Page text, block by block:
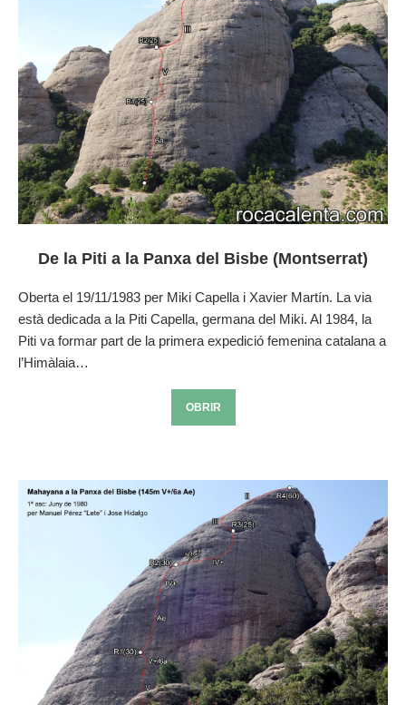
De la Piti a la Panxa del Bisbe (Montserrat)
Oberta el 19/11/1983 per Miki Capella i Xavier Martín. La via
està dedicada a la Piti Capella, germana del Miki. Al 1984, la
Piti va formar part de la primera expedició femenina catalana a
l’Himàlaia…
OBRIR